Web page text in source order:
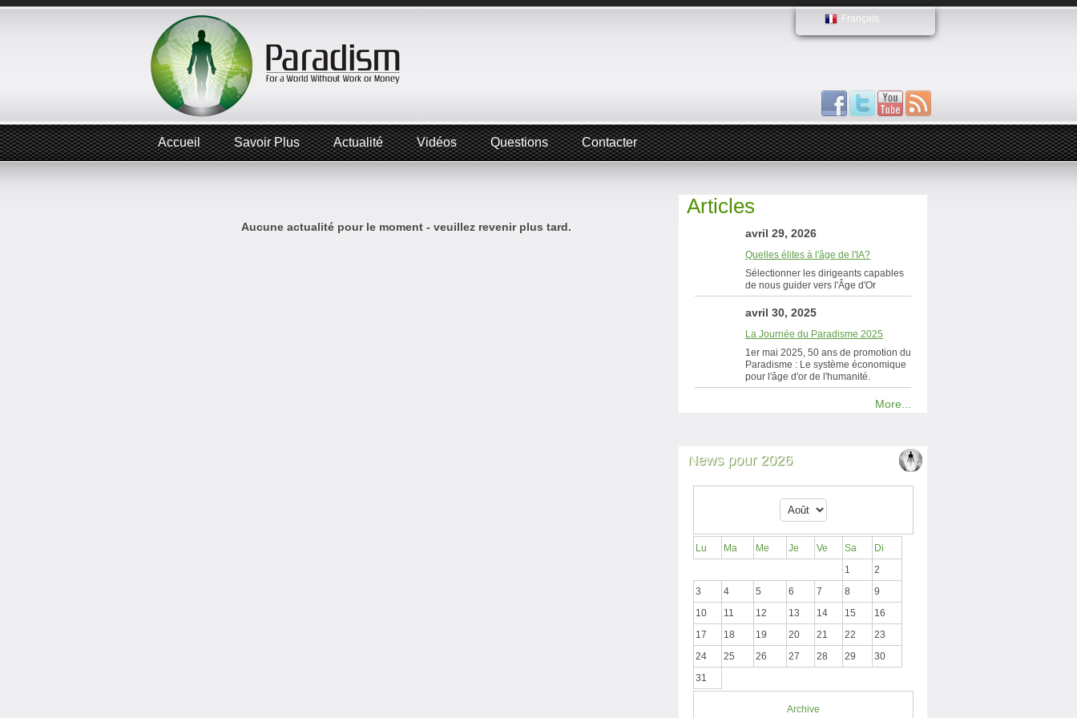
Français
Accueil Savoir Plus Actualité Vidéos Questions Contacter
Aucune actualité pour le moment - veuillez revenir plus tard.
Articles
avril 29, 2026
Quelles élites à l'âge de l'IA?
Sélectionner les dirigeants capables
de nous guider vers l'Âge d'Or
avril 30, 2025
La Journée du Paradisme 2025
1er mai 2025, 50 ans de promotion du
Paradisme : Le système économique
pour l'âge d'or de l'humanité.
More...
News pour 2026
Lu Ma Me Je Ve Sa
Di
1
2
3
4 5 6 7 8
9
10
11 12 13 14 15
16
17
18 19 20 21 22
23
24
25 26 27 28 29
30
31
Archive